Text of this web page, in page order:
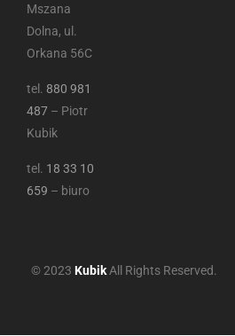
Mszana
Dolna, ul.
Orkana 56C
tel. 880 981
487 – Piotr
Kubik
tel. 18 33 10
659 – biuro
© 2023 Kubik All Rights Reserved.